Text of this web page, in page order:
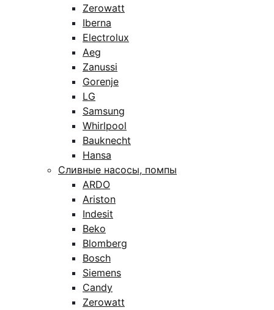
Zerowatt
Iberna
Electrolux
Aeg
Zanussi
Gorenje
LG
Samsung
Whirlpool
Bauknecht
Hansa
Сливные насосы, помпы
ARDO
Ariston
Indesit
Beko
Blomberg
Bosch
Siemens
Candy
Zerowatt